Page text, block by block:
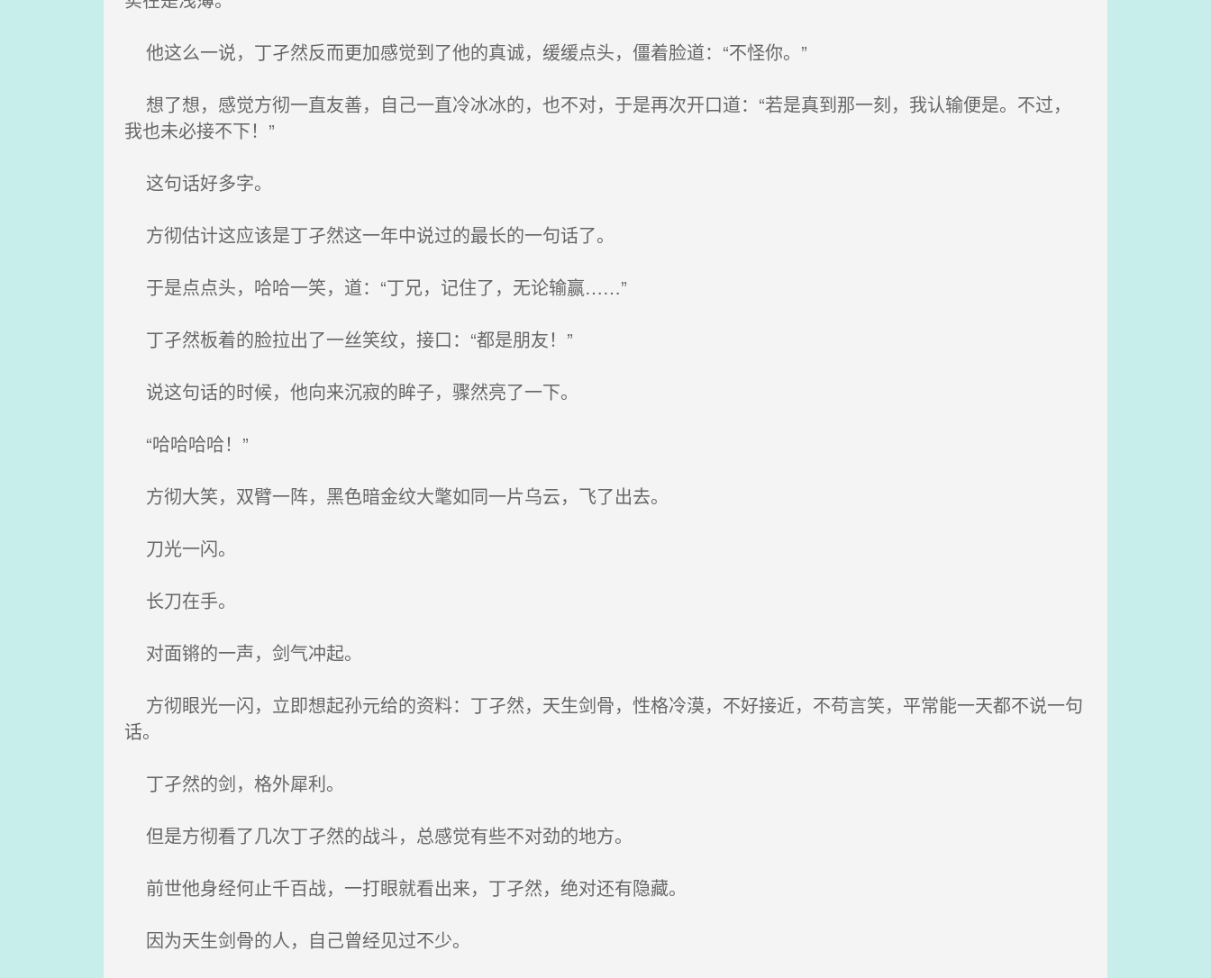
他这么一说，丁孑然反而更加感觉到了他的真诚，缓缓点头，僵着脸道：“不怪你。”
想了想，感觉方彻一直友善，自己一直冷冰冰的，也不对，于是再次开口道：“若是真到那一刻，我认输便是。不过，
我也未必接不下！”
这句话好多字。
方彻估计这应该是丁孑然这一年中说过的最长的一句话了。
于是点点头，哈哈一笑，道：“丁兄，记住了，无论输赢……”
丁孑然板着的脸拉出了一丝笑纹，接口：“都是朋友！”
说这句话的时候，他向来沉寂的眸子，骤然亮了一下。
“哈哈哈哈！”
方彻大笑，双臂一阵，黑色暗金纹大氅如同一片乌云，飞了出去。
刀光一闪。
长刀在手。
对面锵的一声，剑气冲起。
方彻眼光一闪，立即想起孙元给的资料：丁孑然，天生剑骨，性格冷漠，不好接近，不苟言笑，平常能一天都不说一句
话。
丁孑然的剑，格外犀利。
但是方彻看了几次丁孑然的战斗，总感觉有些不对劲的地方。
前世他身经何止千百战，一打眼就看出来，丁孑然，绝对还有隐藏。
因为天生剑骨的人，自己曾经见过不少。